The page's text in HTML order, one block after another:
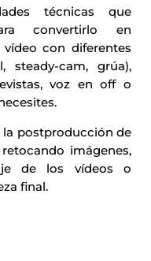
técnicas que
convertirlo en
con diferentes
steady-cam, grúa),
voz en off o
la postproducción de
imágenes,
de los vídeos o
final.